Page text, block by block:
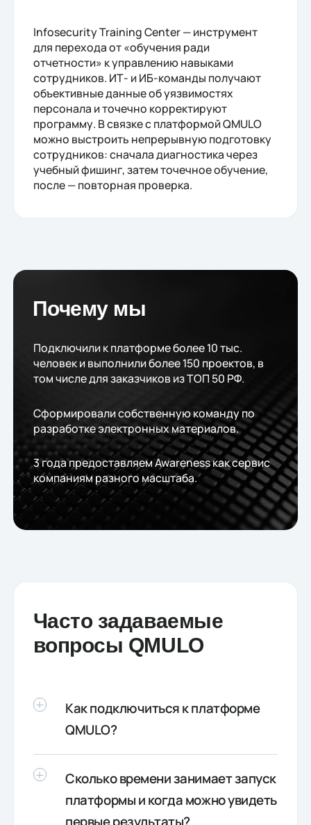
Infosecurity Training Center — инструмент
для перехода от «обучения ради
отчетности» к управлению навыками
сотрудников. ИТ- и ИБ-команды получают
объективные данные об уязвимостях
персонала и точечно корректируют
программу. В связке с платформой QMULO
можно выстроить непрерывную подготовку
сотрудников: сначала диагностика через
учебный фишинг, затем точечное обучение,
после — повторная проверка.
Почему мы
Подключили к платформе более 10 тыс.
человек и выполнили более 150 проектов, в
том числе для заказчиков из ТОП 50 РФ.
Сформировали собственную команду по
разработке электронных материалов.
3 года предоставляем Awareness как сервис
компаниям разного масштаба.
Часто задаваемые
вопросы QMULO
Как подключиться к платформе
QMULO?
после подписания договора.
Подключение платформы занимает
минимум времени и не требует
Сколько времени занимает запуск
платформы и когда можно увидеть
первые результаты?